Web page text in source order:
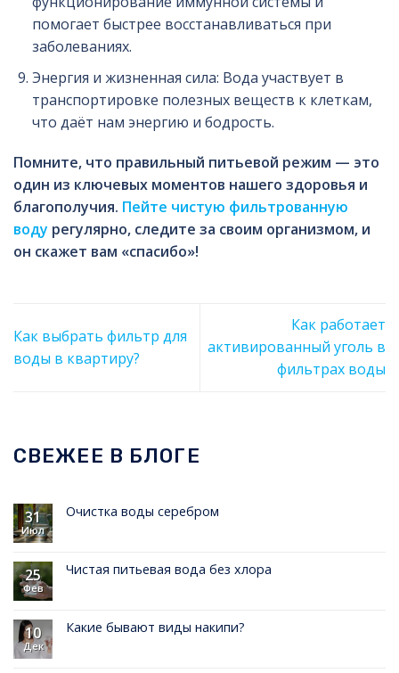
помогает быстрее восстанавливаться при
заболеваниях.
Энергия и жизненная сила: Вода участвует в
транспортировке полезных веществ к клеткам,
что даёт нам энергию и бодрость.
Помните, что правильный питьевой режим — это
один из ключевых моментов нашего здоровья и
благополучия. Пейте чистую фильтрованную
воду регулярно, следите за своим организмом, и
он скажет вам «спасибо»!
Как выбрать фильтр для
воды в квартиру?
Как работает
активированный уголь в
фильтрах воды
СВЕЖЕЕ В БЛОГЕ
31
Июл
Очистка воды серебром
25
Фев
Чистая питьевая вода без хлора
10
Дек
Какие бывают виды накипи?